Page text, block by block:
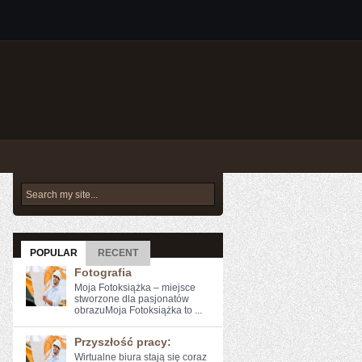
POPULAR RECENT
Fotografia
Moja Fotoksiążka – miejsce
stworzone dla pasjonatów
obrazuMoja Fotoksiążka to ...
Przyszłość pracy:
Wirtualne biura‍ stają się ​coraz